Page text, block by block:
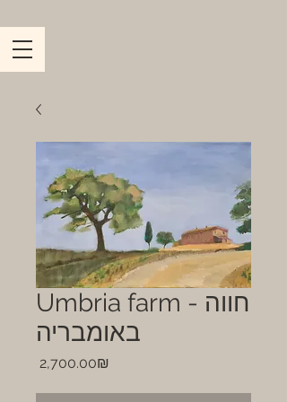
Umbria farm - חווה
באומבריה
‏2,700.00 ‏₪